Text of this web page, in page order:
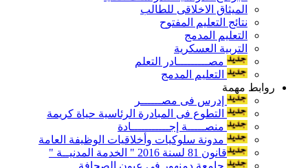
الميثاق الاخلاقى للطالب
نتائج التعليم المفتوح
التعليم المدمج
التربية العسكرية
مصـــــــــادر التعلم
التعليم المدمج
روابط مهمة
إدرس فى مصــــــر
التطوع فى المبادرة الرئاسية حياة كريمة
منصـــــة إجـــــــــــادة
مدونة سلوكيات وأخلاقيات الوظيفة العامة
قانون 81 لسنة 2016 " الخدمة المدنيــة "
جامعة دمنهور في عيون الصحافة